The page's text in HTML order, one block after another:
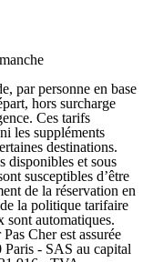
par personne en base
hors surcharge
Ces tarifs
les suppléments
destinations.
disponibles et sous
susceptibles d’être
de la réservation en
la politique tarifaire
sont automatiques.
Cher est assurée
- SAS au capital